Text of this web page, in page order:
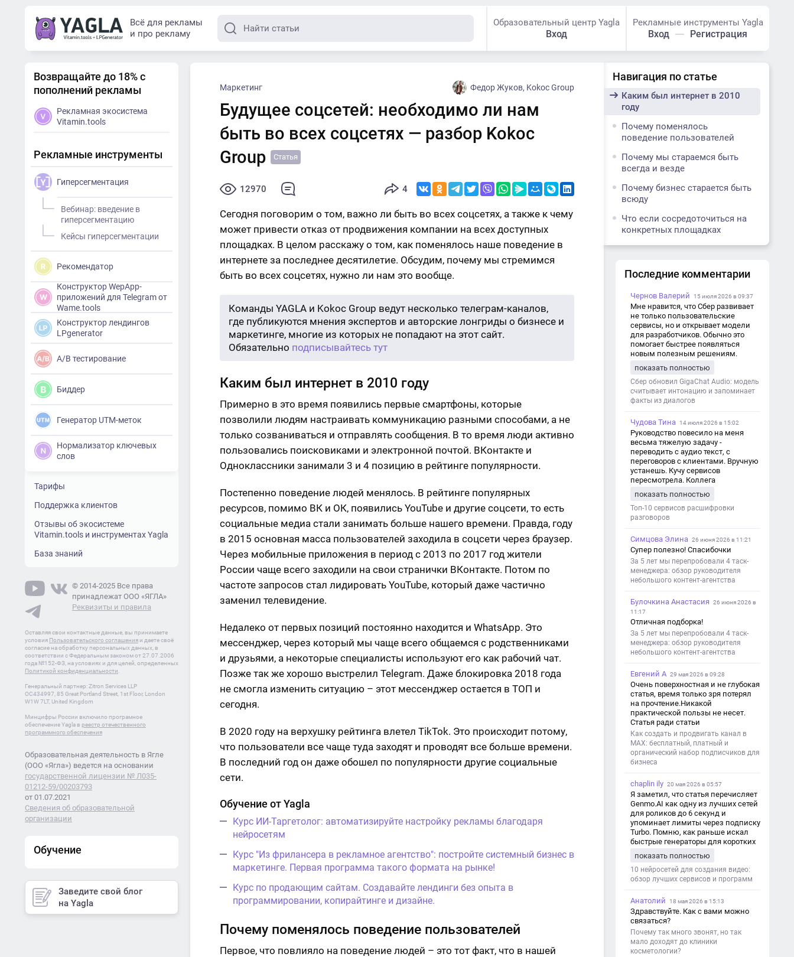
Всё для рекламы
и про рекламу
Образовательный центр Yagla
Вход
Рекламные инструменты Yagla
Вход Регистрация
Навигация по статье
Каким был интернет в 2010
году
Почему поменялось
поведение пользователей
Почему мы стараемся быть
всегда и везде
Почему бизнес старается быть
всюду
Что если сосредоточиться на
конкретных площадках
Маркетинг Федор Жуков, Kokoc Group
Будущее соцсетей: необходимо ли нам
быть во всех соцсетях — разбор Kokoc
Group
Статья
12970 4
Сегодня поговорим о том, важно ли быть во всех соцсетях, а также к чему
может привести отказ от продвижения компании на всех доступных
площадках. В целом расскажу о том, как поменялось наше поведение в
интернете за последнее десятилетие. Обсудим, почему мы стремимся
быть во всех соцсетях, нужно ли нам это вообще.
Команды YAGLA и Kokoc Group ведут несколько телеграм-каналов,
где публикуются мнения экспертов и авторские лонгриды о бизнесе и
маркетинге, многие из которых не попадают на этот сайт.
Обязательно подписывайтесь тут
Каким был интернет в 2010 году
Примерно в это время появились первые смартфоны, которые
позволили людям настраивать коммуникацию разными способами, а не
только созваниваться и отправлять сообщения. В то время люди активно
пользовались поисковиками и электронной почтой. ВКонтакте и
Одноклассники занимали 3 и 4 позицию в рейтинге популярности.
Постепенно поведение людей менялось. В рейтинге популярных
ресурсов, помимо ВК и ОК, появились YouTube и другие соцсети, то есть
социальные медиа стали занимать больше нашего времени. Правда, году
в 2015 основная масса пользователей заходила в соцсети через браузер.
Через мобильные приложения в период с 2013 по 2017 год жители
России чаще всего заходили на свои странички ВКонтакте. Потом по
частоте запросов стал лидировать YouTube, который даже частично
заменил телевидение.
Недалеко от первых позиций постоянно находится и WhatsApp. Это
мессенджер, через который мы чаще всего общаемся с родственниками
и друзьями, а некоторые специалисты используют его как рабочий чат.
Позже так же хорошо выстрелил Telegram. Даже блокировка 2018 года
не смогла изменить ситуацию – этот мессенджер остается в ТОП и
сегодня.
В 2020 году на верхушку рейтинга влетел TikTok. Это происходит потому,
что пользователи все чаще туда заходят и проводят все больше времени.
В последний год он даже обошел по популярности другие социальные
сети.
Обучение от Yagla
Курс ИИ-Таргетолог: автоматизируйте настройку рекламы благодаря
нейросетям
Курс "Из фрилансера в рекламное агентство": постройте системный бизнес в
маркетинге. Первая программа такого формата на рынке!
Курс по продающим сайтам. Создавайте лендинги без опыта в
программировании, копирайтинге и дизайне.
Почему поменялось поведение пользователей
Первое, что повлияло на поведение людей – это тот факт, что в нашей
Возвращайте до 18% с
пополнений рекламы
Рекламная экосистема
Vitamin.tools
Рекламные инструменты
Гиперсегментация
Вебинар: введение в
гиперсегментацию
Кейсы гиперсегментации
Рекомендатор
Конструктор WepApp-
приложений для Telegram от
Wame.tools
Конструктор лендингов
LPgenerator
A/B тестирование
Биддер
Генератор UTM-меток
Нормализатор ключевых
слов
Тарифы
Поддержка клиентов
Отзывы об экосистеме
Vitamin.tools и инструментах Yagla
База знаний
© 2014-2025 Все права
принадлежат ООО «ЯГЛА»
Реквизиты и правила
Оставляя свои контактные данные, вы принимаете
условия Пользовательского соглашения и даете своё
согласие на обработку персональных данных, в
соответствии с Федеральным законом от 27.07.2006
года №152-ФЗ, на условиях и для целей, определенных
Политикой конфиденциальности
Генеральный партнер: Zitron Services LLP
OC434997, 85 Great Portland Street, 1st Floor, London
W1W 7LT, United Kingdom
Минцифры России включило програмное
обеспечение Yagla в реестр отечественного
программного обеспечения
Образовательная деятельность в Ягле
(ООО «Ягла») ведется на основании
государственной лицензии № Л035-
01212-59/00203793
от 01.07.2021
Сведения об образовательной
организации
Обучение
Заведите свой блог
на Yagla
Последние комментарии
Чернов Валерий 15 июля 2026 в 09:37
Мне нравится, что Сбер развивает
не только пользовательские
сервисы, но и открывает модели
для разработчиков. Обычно это
помогает быстрее появляться
новым полезным решениям.
показать полностью
Сбер обновил GigaChat Audio: модель
считывает интонацию и запоминает
факты из диалогов
Чудова Тина 14 июля 2026 в 15:02
Руководство повесило на меня
весьма тяжелую задачу -
переводить с аудио текст, с
переговоров с клиентами. Вручную
устанешь. Кучу сервисов
пересмотрела. Коллега
хорошо переводит. Мало
редактировать по итогу. Советую.
показать полностью
Топ-10 сервисов расшифровки
разговоров
Симцова Элина 26 июня 2026 в 11:21
Супер полезно! Спасибочки
За 5 лет мы перепробовали 4 таск-
менеджера: обзор руководителя
небольшого контент-агентства
Булочкина Анастасия
26 июня 2026 в
11:17
Отличная подборка!
За 5 лет мы перепробовали 4 таск-
менеджера: обзор руководителя
небольшого контент-агентства
Евгений А 29 мая 2026 в 09:28
Очень поверхностная и не глубокая
статья, время только зря потерял
на прочтение.Никакой
практической пользы не несет.
Статья ради статьи
Как создать и продвигать канал в
MAX: бесплатный, платный и
органический набор подписчиков для
бизнеса
chaplin ily 20 мая 2026 в 05:57
Я заметил, что статья перечисляет
Genmo.AI как одну из лучших сетей
для роликов до 6 секунд и
упоминает лимиты через подписку
Turbo. Помню, как раньше искал
быстрые генераторы для коротких
такой обзор именно с акцентом на
ограничения и подпись. Image V2
показать полностью
10 нейросетей для создания видео:
обзор лучших сервисов и программ
Анатолий 18 мая 2026 в 15:13
Здравствуйте. Как с вами можно
связаться?
Почему так много звонят, но так
мало доходят до клиники
косметологии?